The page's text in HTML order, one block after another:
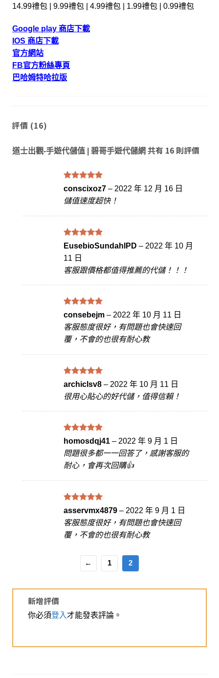
14.99禮包 | 9.99禮包 | 4.99禮包 | 1.99禮包 | 0.99禮包
Google play 商店下載
IOS 商店下載
官方網站
FB官方粉絲專頁
巴哈姆特哈拉版
評價 (16)
道士出觀-手遊代儲值 | 碧哥手遊代儲網 共有 16 則評價
評分5滿
分 5
conscixoz7 – 2022 年 12 月 16 日
儲值速度超快！
評分5滿
EusebioSundahlPD – 2022 年 10 月
11 日
客服跟價格都值得推薦的代儲！！！
評分5滿
分 5
consebejm – 2022 年 10 月 11 日
客服態度很好，有問題也會快速回
覆，不會的也很有耐心教
評分5滿
分 5
archiclsv8 – 2022 年 10 月 11 日
很用心貼心的好代儲，值得信賴！
評分5滿
分 5
homosdqj41 – 2022 年 9 月 1 日
問題很多都一一回答了，感謝客服的
耐心，會再次回購👍
評分5滿
分 5
asservmx4879 – 2022 年 9 月 1 日
客服態度很好，有問題也會快速回
覆，不會的也很有耐心教
← 1 2
新增評價
你必須登入才能發表評論。